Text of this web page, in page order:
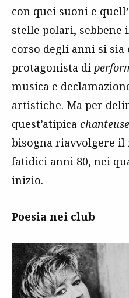
con quei suoni e
stelle polari, sebbene
corso degli anni si
protagonista di
musica e
artistiche. Ma per
quest’atipica chanteuse
bisogna riavvolgere
fatidici anni 80, nei
inizio.
Poesia nei club